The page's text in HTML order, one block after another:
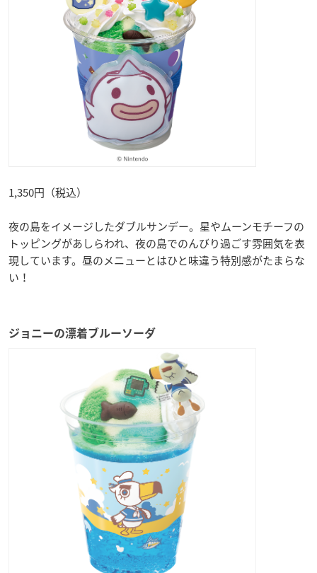
1,350円（税込）
夜の島をイメージしたダブルサンデー。星やムーンモチーフの
トッピングがあしらわれ、夜の島でのんびり過ごす雰囲気を表
現しています。昼のメニューとはひと味違う特別感がたまらな
い！
ジョニーの漂着ブルーソーダ